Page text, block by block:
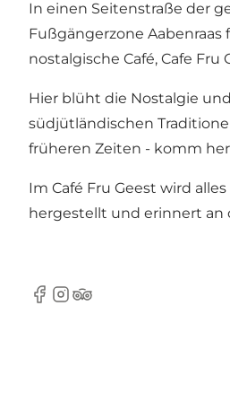
In einen Seitenstraße der
Fußgängerzone Aabenraas
nostalgische Café, Cafe Fru
Hier blüht die Nostalgie
südjütländischen
früheren Zeiten - komm
Im Café Fru Geest wird
hergestellt und erinnert an
Facebook
Instagram
TripAdvisor